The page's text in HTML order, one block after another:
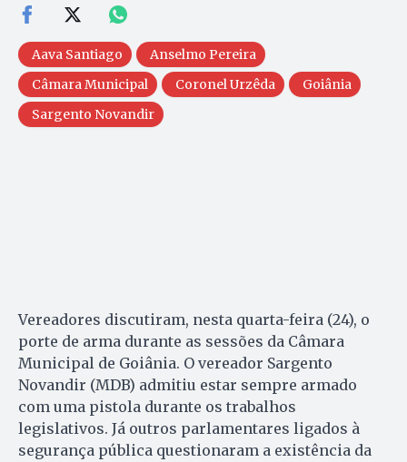
Aava Santiago
Anselmo Pereira
Câmara Municipal
Coronel Urzêda
Goiânia
Sargento Novandir
Vereadores discutiram, nesta quarta-feira (24), o
porte de arma durante as sessões da Câmara
Municipal de Goiânia. O vereador Sargento
Novandir (MDB) admitiu estar sempre armado
com uma pistola durante os trabalhos
legislativos. Já outros parlamentares ligados à
segurança pública questionaram a existência da